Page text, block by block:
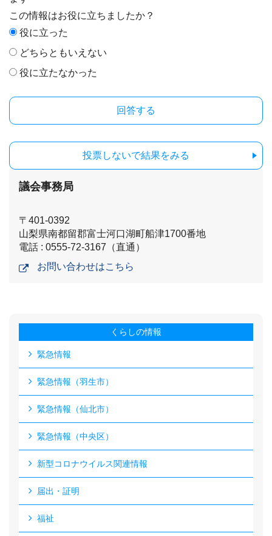
この情報はお役に立ちましたか？
役に立った
どちらともいえない
役に立たなかった
投票しないで結果をみる
議会事務局
〒401-0392
山梨県南都留郡富士河口湖町船津1700番地
電話 : 0555-72-3167（直通）
お問い合わせはこちら
くらしの情報
緊急情報
緊急情報（羽生市）
緊急情報（仙北市）
緊急情報（中央区）
新型コロナウイルス関連情報
届出・証明
福祉